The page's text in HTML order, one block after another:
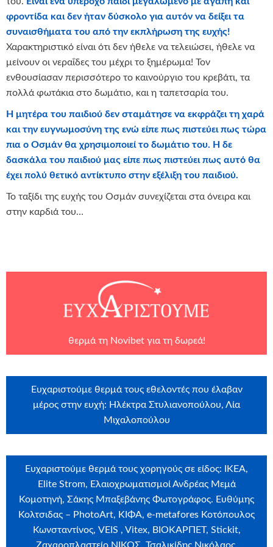
φροντίδα και δεν ήταν δύσκολο για αυτόν να δείξει τα
συναισθήματα του από την εκπλήρωση της ευχής!
Χαρακτηριστικό είναι ότι δεν ήθελε να τελειώσει, ήθελε να
μείνουν οι νεραΐδες του μέχρι το ξημέρωμα! Τον
ενθουσίασαν περισσότερο το καινούργιο του κρεβάτι, τα
πολλά φωτάκια στο δωμάτιο, και η ταπετσαρία του.
Η μητέρα του παιδιού δεν σταμάτησε να εκφράζει τη χαρά
και την ευγνωμοσύνη της ενώ είπε πως πιστεύει πως τώρα
πια ο Οσμάν θα χρησιμοποιεί το δωμάτιο του. Η δε
δασκάλα του παιδιού μας είπε πως πιστεύει πως αυτό θα
έχει πολύ θετικό αντίκτυπο στην εξέλιξη του παιδιού.
Το ταξίδι της ευχής του Οσμάν συνεχίζεται στα όνειρα και
στην καρδιά του…
θερμά τη Novibetγια τη δωρεά!
Ευχαριστούμε θερμά τους εθελοντές που έλαβαν
μέρος στην ευχή: Ηλέκτρα Στυλιανοπούλου, Λία
Μιχαλοπούλου
Ευχαριστούμε θερμά τους χορηγούς σε είδος: IKEA,
Elite Strom, Ελαιοχρωματισμοί Ανδρέας Μεμά
Κομοτηνή, Σάκης Μπαξεβάνης Φωτογράφος. Ευθύμης
Κολτσιδας – PhotoArt, ΚΙΦΑ, e-metafores Κοτόπουλος
Κωνσταντίνος, VEIS , Vitex, ΒΙΟΚΑΡΠΕΤ, Stickit,